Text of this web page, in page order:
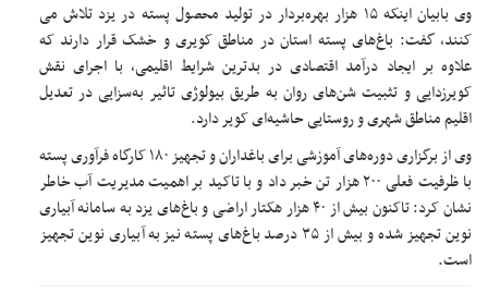
وی بابیان اینکه ۱۵ هزار بهره‌بردار در تولید محصول پسته در یزد تلاش می
کنند، گفت: باغ‌های پسته استان در مناطق کویری و خشک قرار دارند که
علاوه بر ایجاد درآمد اقتصادی در بدترین شرایط اقلیمی، با اجرای نقش
کویرزدایی و تثبیت شن‌های روان به طریق بیولوژی تاثیر به‌سزایی در تعدیل
اقلیم مناطق شهری و روستایی حاشیه‌ای کویر دارد.
وی از برگزاری دوره‌های آموزشی برای باغداران و تجهیز ۱۸۰ کارگاه‌ فرآوری پسته
با ظرفیت فعلی ۲۰۰ هزار تن خبر داد و با تاکید بر اهمیت مدیریت آب خاطر
نشان کرد: تاکنون بیش از ۴۰ هزار هکتار اراضی و باغ‌های یزد به سامانه آبیاری
نوین تجهیز شده و بیش از ۳۵ درصد باغ‌های پسته نیز به آبیاری نوین تجهیز
است.